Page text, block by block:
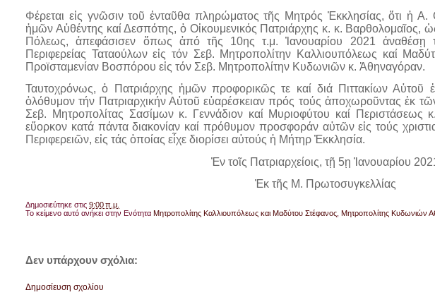
Φέρεται εἰς γνῶσιν τοῦ ἐνταῦθα πληρώματος τῆς Μητρός Ἐκκλησίας, ὅτι ἡ Α.
ἡμῶν Αὐθέντης καί Δεσπότης, ὁ Οἰκουμενικός Πατριάρχης κ. κ. Βαρθολομαῖος,
Πόλεως, ἀπεφάσισεν ὅπως ἀπό τῆς 10ης τ.μ. Ἰανουαρίου 2021 ἀναθέσῃ
Περιφερείας Ταταούλων εἰς τόν Σεβ. Μητροπολίτην Καλλιουπόλεως καί
Προϊσταμενίαν Βοσπόρου εἰς τόν Σεβ. Μητροπολίτην Κυδωνιῶν κ. Ἀθηναγόραν.
Ταυτοχρόνως, ὁ Πατριάρχης ἡμῶν προφορικῶς τε καί διά Πιττακίων Αὐτοῦ
ὁλόθυμον τήν Πατριαρχικήν Αὐτοῦ εὐαρέσκειαν πρός τούς ἀποχωροῦντας ἐκ
Σεβ. Μητροπολίτας Σασίμων κ. Γεννάδιον καί Μυριοφύτου καί Περιστάσεως
εὔορκον κατά πάντα διακονίαν καί πρόθυμον προσφοράν αὐτῶν εἰς τούς
Περιφερειῶν, εἰς τάς ὁποίας εἶχε διορίσει αὐτούς ἡ Μήτηρ Ἐκκλησία.
Ἐν τοῖς Πατριαρχείοις, τῇ 5ῃ Ἰανουαρίου
Ἐκ τῆς Μ. Πρωτοσυγκελλίας
Δημοσιεύτηκε στις9:00 π.μ.
Το κείμενο αυτό ανήκει στην ΕνότηταΜητροπολίτης Καλλιουπόλεως και Μαδύτου Στέφανος ,Μητροπολίτης Κυδωνιών
Δεν υπάρχουν σχόλια:
Δημοσίευση σχολίου